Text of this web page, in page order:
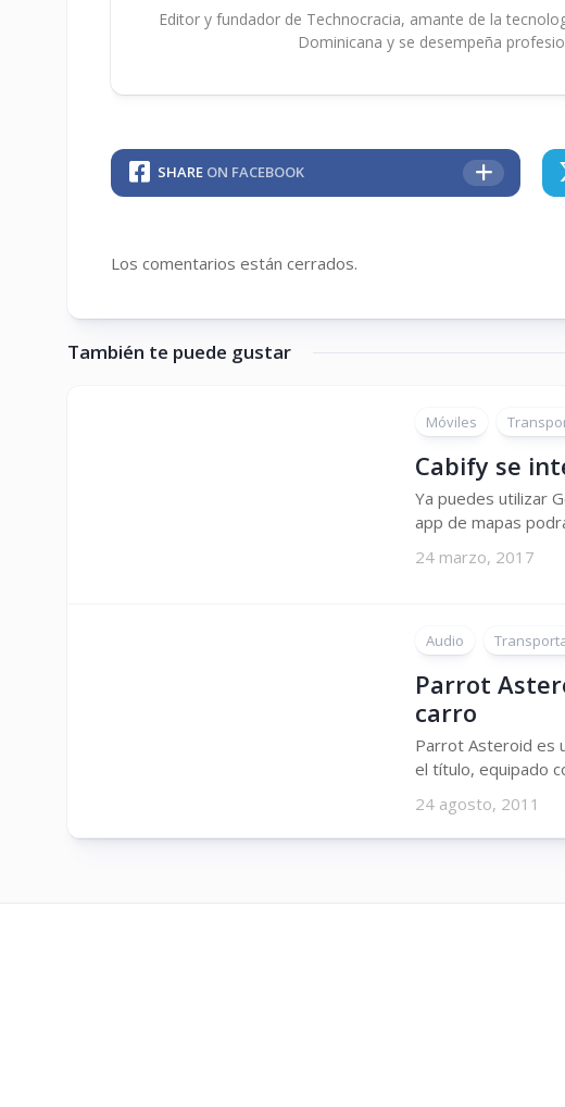
Editor y fundador de Technocracia, amante de la
Dominicana y se desempeña
SHARE ON FACEBOOK
Los comentarios están cerrados.
También te puede gustar
Móviles
Cabify se
Ya puedes utilizar
app de mapas
24 marzo, 2017
Audio
Parrot
carro
Parrot Asteroid es
el título, equipado
24 agosto, 2011